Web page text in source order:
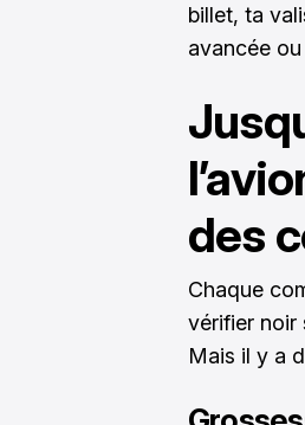
billet, ta
avancée
des
Chaque
vérifier noir
Mais il y a